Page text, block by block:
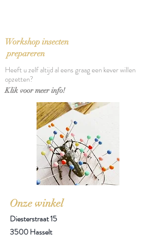
Aantal pagina's: 171
Workshop insecten
prepareren
Heeft u zelf altijd al eens graag een kever willen
opzetten?
Klik voor meer info!
Onze winkel
Diesterstraat 15
3500 Hasselt